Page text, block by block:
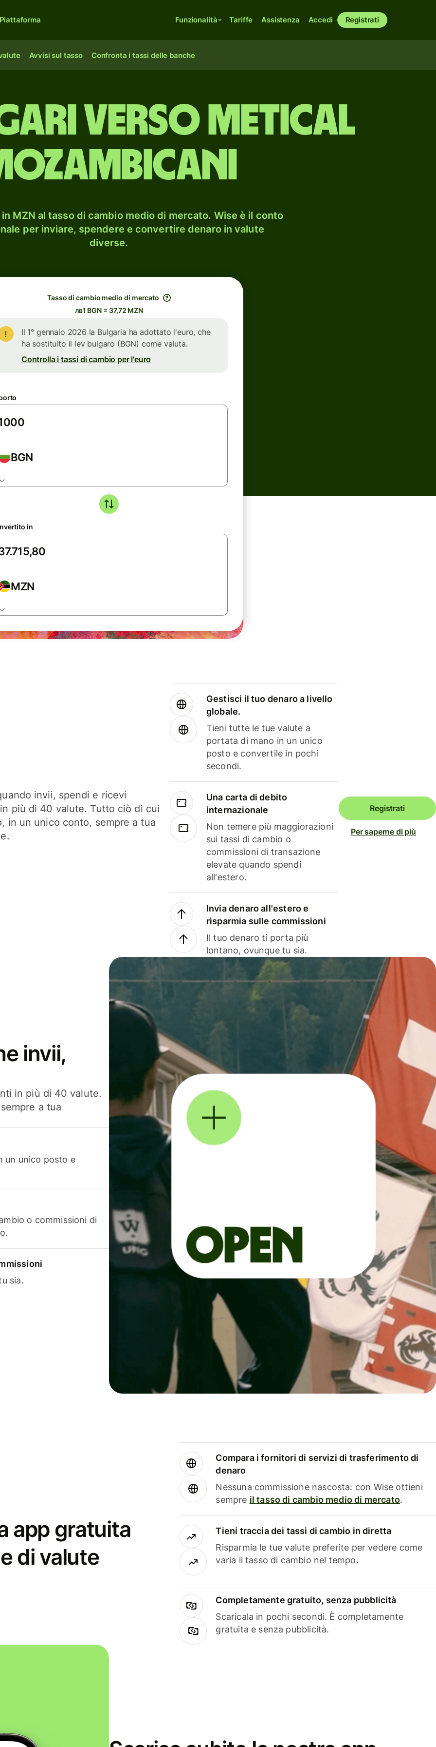
Funzionalità Tariffe Assistenza Accedi Registrati
Avvisi sul tasso Confronta i tassi delle banche
verso metical
MZN al tasso di cambio medio di mercato. Wise è il conto
per inviare, spendere e convertire denaro in valute
diverse.
Tasso di cambio medio di mercato
лв1 BGN = 37,72 MZN
Il 1° gennaio 2026 la Bulgaria ha adottato l'euro, che
ha sostituito il lev bulgaro (BGN) come valuta.
Controlla i tassi di cambio per l'euro
BGN
in
MZN
invii, spendi e ricevi
più di 40 valute. Tutto ciò di cui
in un unico conto, sempre a tua
Gestisci il tuo denaro a livello
globale.
Tieni tutte le tue valute a
portata di mano in un unico
posto e convertile in pochi
secondi.
Una carta di debito
internazionale
Non temere più maggiorazioni
sui tassi di cambio o
commissioni di transazione
elevate quando spendi
all'estero.
Invia denaro all'estero e
risparmia sulle commissioni
Il tuo denaro ti porta più
lontano, ovunque tu sia.
Registrati
Per saperne di più
invii,
in più di 40 valute.
a tua
un unico posto e
o commissioni di
sia.
app gratuita
di valute
Compara i fornitori di servizi di trasferimento di
denaro
Nessuna commissione nascosta: con Wise ottieni
sempre il tasso di cambio medio di mercato.
Tieni traccia dei tassi di cambio in diretta
Risparmia le tue valute preferite per vedere come
varia il tasso di cambio nel tempo.
Completamente gratuito, senza pubblicità
Scaricala in pochi secondi. È completamente
gratuita e senza pubblicità.